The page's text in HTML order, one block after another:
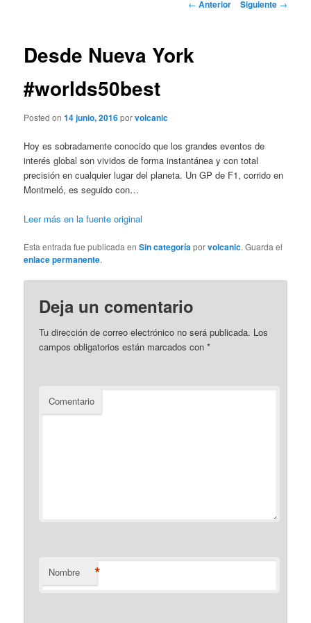
← Anterior Siguiente →
Desde Nueva York
#worlds50best
Posted on14 junio, 2016porvolcanic
Hoy es sobradamente conocido que los grandes eventos de
interés global son vividos de forma instantánea y con total
precisión en cualquier lugar del planeta. Un GP de F1, corrido en
Montmeló, es seguido con…
Leer más en la fuente original
Esta entrada fue publicada enSin categoríaporvolcanic. Guarda el
enlace permanente.
Deja un comentario
Tu dirección de correo electrónico no será publicada. Los
campos obligatorios están marcados con*
Comentario
Nombre *